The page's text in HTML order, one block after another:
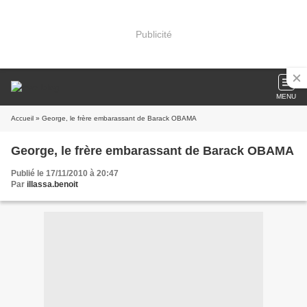
Publicité
MENU
Accueil » George, le frère embarassant de Barack OBAMA
George, le frère embarassant de Barack OBAMA
Publié le 17/11/2010 à 20:47
Par illassa.benoit